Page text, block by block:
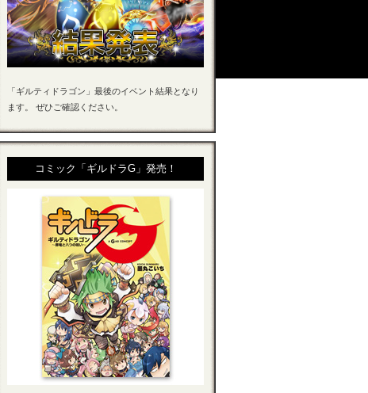
「ギルティドラゴン」最後のイベント結果となり
ます。 ぜひご確認ください。
コミック「ギルドラG」発売！